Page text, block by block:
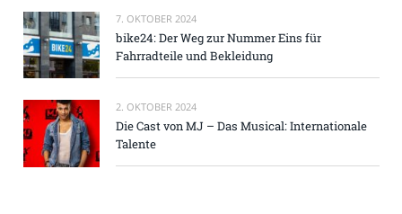
7. OKTOBER 2024
bike24: Der Weg zur Nummer Eins für
Fahrradteile und Bekleidung
2. OKTOBER 2024
Die Cast von MJ – Das Musical: Internationale
Talente